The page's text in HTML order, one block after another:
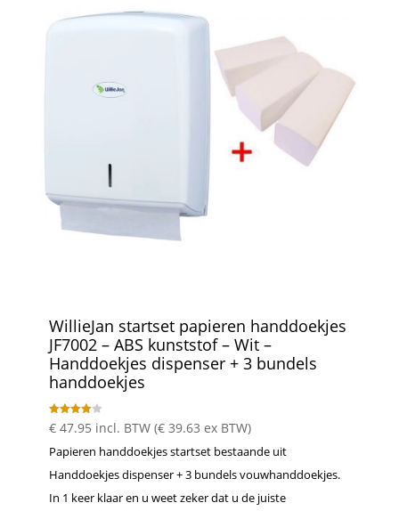
WillieJan startset papieren handdoekjes
JF7002 – ABS kunststof – Wit –
Handdoekjes dispenser + 3 bundels
handdoekjes
Gewaarde
erd
uit 5
€47.95 incl. BTW (€39.63 ex BTW)
Papieren handdoekjes startset bestaande uit
Handdoekjes dispenser + 3 bundels vouwhanddoekjes.
In 1 keer klaar en u weet zeker dat u de juiste